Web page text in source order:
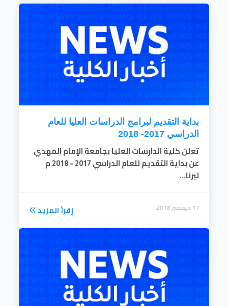
بداية التقديم لبرامج الدراسات العليا للعام
الدراسي 2017- 2018
تعلن كلية الدارسات العليا بجامعة الإمام المهدي
عن بداية التقديم للعام الدراسي 2017 - 2018 م
لبرنا...
11 ديسمبر 2018 إقرأ المزيد